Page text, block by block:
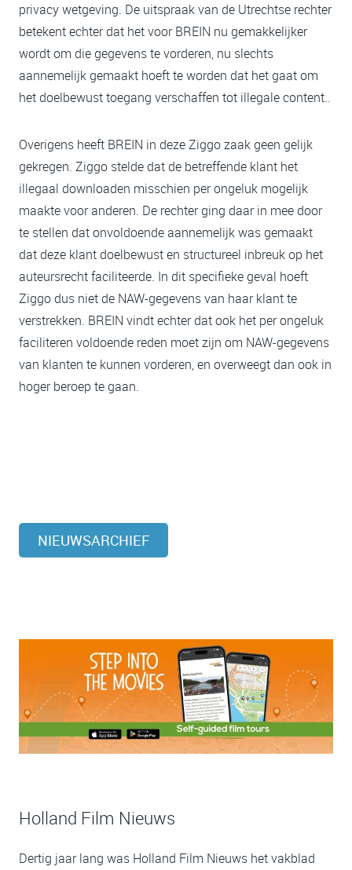
privacy wetgeving. De uitspraak van de Utrechtse rechter
betekent echter dat het voor BREIN nu gemakkelijker
wordt om die gegevens te vorderen, nu slechts
aannemelijk gemaakt hoeft te worden dat het gaat om
het doelbewust toegang verschaffen tot illegale content..
Overigens heeft BREIN in deze Ziggo zaak geen gelijk
gekregen. Ziggo stelde dat de betreffende klant het
illegaal downloaden misschien per ongeluk mogelijk
maakte voor anderen. De rechter ging daar in mee door
te stellen dat onvoldoende aannemelijk was gemaakt
dat deze klant doelbewust en structureel inbreuk op het
auteursrecht faciliteerde. In dit specifieke geval hoeft
Ziggo dus niet de NAW-gegevens van haar klant te
verstrekken. BREIN vindt echter dat ook het per ongeluk
faciliteren voldoende reden moet zijn om NAW-gegevens
van klanten te kunnen vorderen, en overweegt dan ook in
hoger beroep te gaan.
NIEUWSARCHIEF
Holland Film Nieuws
Dertig jaar lang was Holland Film Nieuws het vakblad